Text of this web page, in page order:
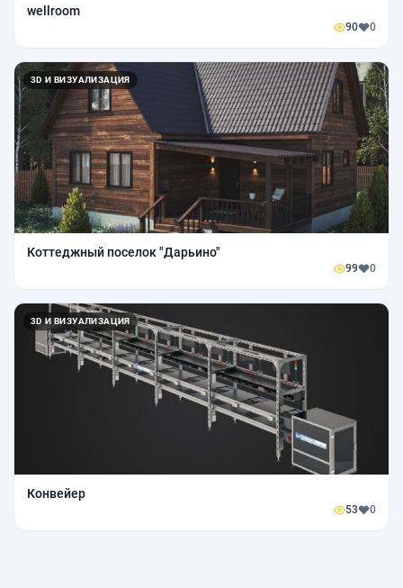
wellroom
90 0
3D И ВИЗУАЛИЗАЦИЯ
Коттеджный поселок "Дарьино"
99 0
3D И ВИЗУАЛИЗАЦИЯ
Конвейер
53 0